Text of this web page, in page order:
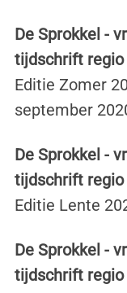
De Sprokkel -
tijdschrift regio
Editie Zomer
september
De Sprokkel -
tijdschrift regio
Editie Lente
De Sprokkel -
tijdschrift regio